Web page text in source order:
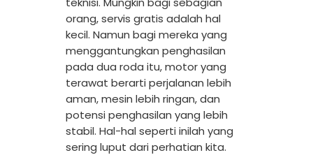
orang, servis gratis adalah hal
kecil. Namun bagi mereka yang
menggantungkan penghasilan
pada dua roda itu, motor yang
terawat berarti perjalanan lebih
aman, mesin lebih ringan, dan
potensi penghasilan yang lebih
stabil. Hal-hal seperti inilah yang
sering luput dari perhatian kita.